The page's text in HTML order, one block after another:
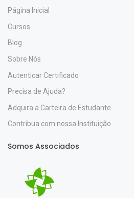
Página Inicial
Cursos
Blog
Sobre Nós
Autenticar Certificado
Precisa de Ajuda?
Adquira a Carteira de Estudante
Contribua com nossa Instituição
Somos Associados